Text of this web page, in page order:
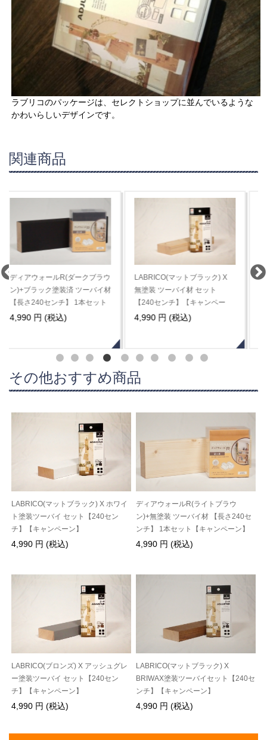
ラブリコのパッケージは、セレクトショップに並んでいるような
かわいらしいデザインです。
関連商品
LABRICO(マットブラック) X
無塗装 ツーバイ材 セット
【240センチ】【キャンペー
ン】
4,990 円 (税込)
LABRICO(ヴィンテージグリー
ン) X【特注】 無塗装 ツーバイ
材 セット【260センチ】 ※3セ
ット以上は割引が自動的に適用
8,217 円 (税込)
その他おすすめ商品
LABRICO(マットブラック) X ホワイ
ト塗装ツーバイ セット【240セン
チ】【キャンペーン】
4,990 円 (税込)
ディアウォールR(ライトブラウ
ン)+無塗装 ツーバイ材 【長さ240セ
ンチ】 1本セット【キャンペーン】
4,990 円 (税込)
LABRICO(ブロンズ) X アッシュグレ
ー塗装ツーバイ セット【240セン
チ】【キャンペーン】
4,990 円 (税込)
LABRICO(マットブラック) X
BRIWAX塗装ツーバイセット【240セ
ンチ】【キャンペーン】
4,990 円 (税込)